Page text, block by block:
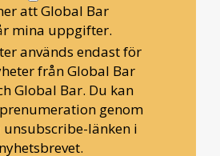
att Global Bar
mina uppgifter.
används endast för
från Global Bar
Global Bar. Du kan
genom
länken i